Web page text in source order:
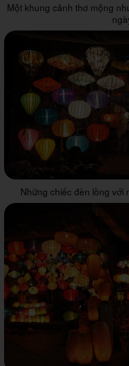
Một khung cảnh thơ mộng
Những chiếc đèn lồng với